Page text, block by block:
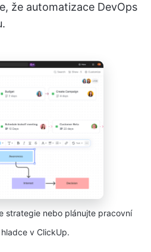
že automatizace DevOps
strategie nebo plánujte pracovní
v ClickUp.